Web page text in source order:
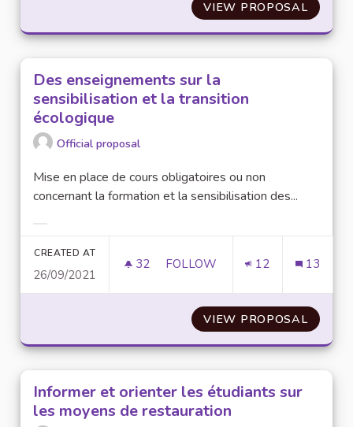
VIEW PROPOSALDES
Des enseignements sur la
sensibilisation et la transition
écologique
Official proposal
Mise en place de cours obligatoires ou non
concernant la formation et la sensibilisation des...
CREATED AT
26/09/2021
32 32 FOLLOWERS
FOLLOW 12 13
VIEW PROPOSALDES
Informer et orienter les étudiants sur
les moyens de restauration